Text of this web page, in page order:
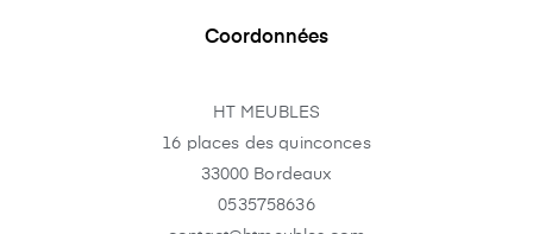
Coordonnées
HT MEUBLES
16 places des quinconces
33000 Bordeaux
0535758636